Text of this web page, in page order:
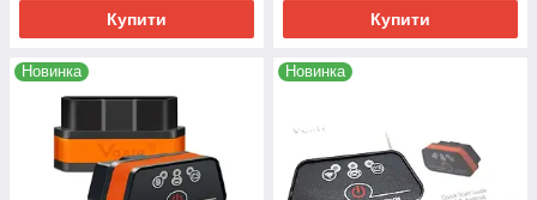
Купити Купити
Новинка Новинка